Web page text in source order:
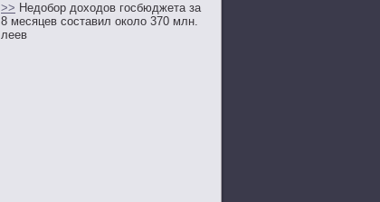
>> Недобор доходов госбюджета за
8 месяцев составил около 370 млн.
леев